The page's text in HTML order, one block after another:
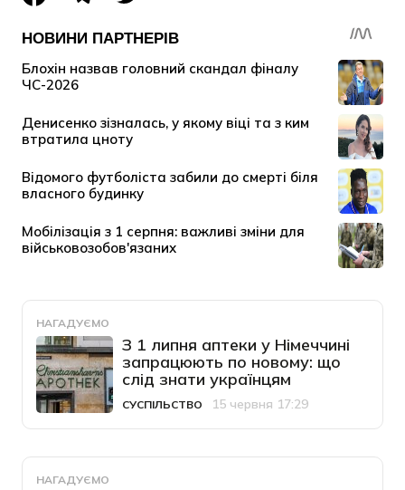
НАГАДУЄМО
З 1 липня аптеки у Німеччині
запрацюють по новому: що
слід знати українцям
Категорія
СУСПІЛЬСТВО
Дата публікації15 червня 17:29
НАГАДУЄМО